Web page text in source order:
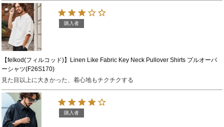
【felkod(フィルコッド)】Linen Like Fabric Key Neck Pullover Shirts プルオーバ
ーシャツ(F26S170)
購入者
見た目以上に大きかった、着心地もチクチクする
購入者